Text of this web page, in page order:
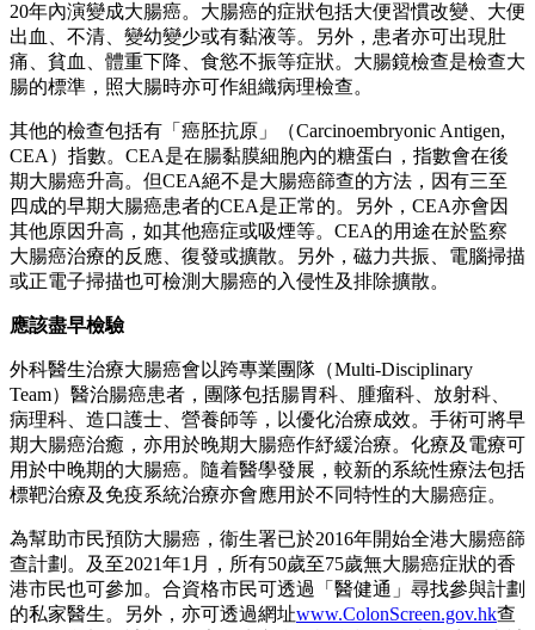
20年內演變成大腸癌。大腸癌的症狀包括大便習慣改變、大便
出血、不清、變幼變少或有黏液等。另外，患者亦可出現肚
痛、貧血、體重下降、食慾不振等症狀。大腸鏡檢查是檢查大
腸的標準，照大腸時亦可作組織病理檢查。
其他的檢查包括有「癌胚抗原」（Carcinoembryonic Antigen,
CEA）指數。CEA是在腸黏膜細胞內的糖蛋白，指數會在後
期大腸癌升高。但CEA絕不是大腸癌篩查的方法，因有三至
四成的早期大腸癌患者的CEA是正常的。另外，CEA亦會因
其他原因升高，如其他癌症或吸煙等。CEA的用途在於監察
大腸癌治療的反應、復發或擴散。另外，磁力共振、電腦掃描
或正電子掃描也可檢測大腸癌的入侵性及排除擴散。
應該盡早檢驗
外科醫生治療大腸癌會以跨專業團隊（Multi-Disciplinary
Team）醫治腸癌患者，團隊包括腸胃科、腫瘤科、放射科、
病理科、造口護士、營養師等，以優化治療成效。手術可將早
期大腸癌治癒，亦用於晚期大腸癌作紓緩治療。化療及電療可
用於中晚期的大腸癌。隨着醫學發展，較新的系統性療法包括
標靶治療及免疫系統治療亦會應用於不同特性的大腸癌症。
為幫助市民預防大腸癌，衞生署已於2016年開始全港大腸癌篩
查計劃。及至2021年1月，所有50歲至75歲無大腸癌症狀的香
港市民也可參加。合資格市民可透過「醫健通」尋找參與計劃
的私家醫生。另外，亦可透過網址www.ColonScreen.gov.hk查